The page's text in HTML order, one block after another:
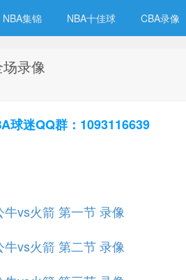
NBA集锦 NBA十佳球 CBA录像
录像
球迷QQ群：1093116639
vs火箭 第一节 录像
vs火箭 第二节 录像